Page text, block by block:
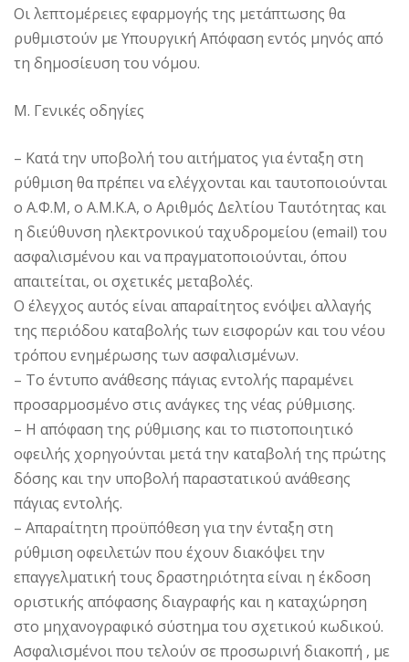
Οι λεπτομέρειες εφαρμογής της μετάπτωσης θα
ρυθμιστούν με Υπουργική Απόφαση εντός μηνός από
τη δημοσίευση του νόμου.
Μ. Γενικές οδηγίες
– Κατά την υποβολή του αιτήματος για ένταξη στη
ρύθμιση θα πρέπει να ελέγχονται και ταυτοποιούνται
ο Α.Φ.Μ, ο Α.Μ.Κ.Α, ο Αριθμός Δελτίου Ταυτότητας και
η διεύθυνση ηλεκτρονικού ταχυδρομείου (email) του
ασφαλισμένου και να πραγματοποιούνται, όπου
απαιτείται, οι σχετικές μεταβολές.
Ο έλεγχος αυτός είναι απαραίτητος ενόψει αλλαγής
της περιόδου καταβολής των εισφορών και του νέου
τρόπου ενημέρωσης των ασφαλισμένων.
– Το έντυπο ανάθεσης πάγιας εντολής παραμένει
προσαρμοσμένο στις ανάγκες της νέας ρύθμισης.
– Η απόφαση της ρύθμισης και το πιστοποιητικό
οφειλής χορηγούνται μετά την καταβολή της πρώτης
δόσης και την υποβολή παραστατικού ανάθεσης
πάγιας εντολής.
– Απαραίτητη προϋπόθεση για την ένταξη στη
ρύθμιση οφειλετών που έχουν διακόψει την
επαγγελματική τους δραστηριότητα είναι η έκδοση
οριστικής απόφασης διαγραφής και η καταχώρηση
στο μηχανογραφικό σύστημα του σχετικού κωδικού.
Ασφαλισμένοι που τελούν σε προσωρινή διακοπή , με